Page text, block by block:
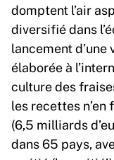
domptent l’air
diversifié dans
lancement
élaborée à
culture des
les recettes
(6,5 milliards
dans 65 pays,